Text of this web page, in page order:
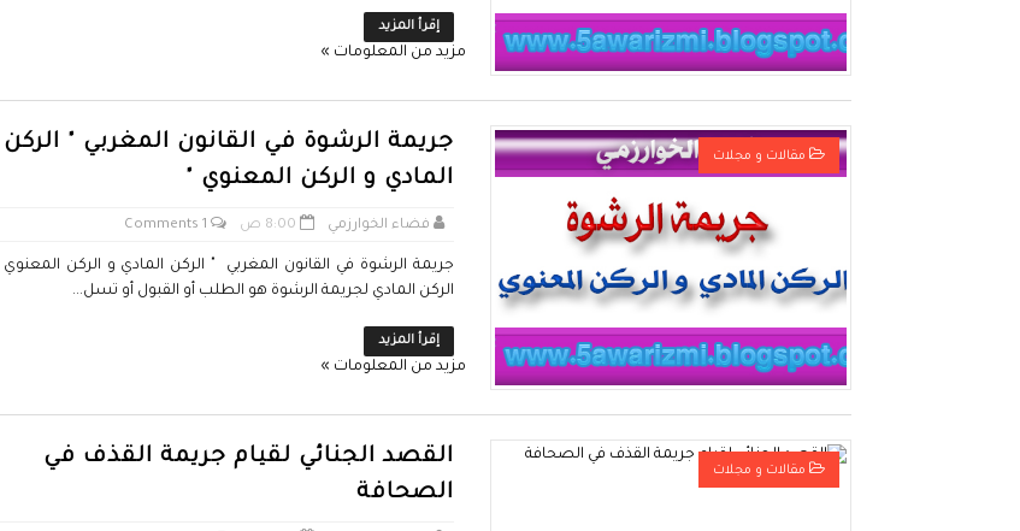
إقرأ المزيد
مزيد من المعلومات »
مقالات و مجلات
جريمة الرشوة في القانون المغربي " الركن
المادي و الركن المعنوي "
فضاء الخوارزمي 8:00 ص 1 Comments
جريمة الرشوة في القانون المغربي " الركن المادي و الركن المعنوي "
الركن المادي لجريمة الرشوة هو الطلب أو القبول أو تسل...
إقرأ المزيد
مزيد من المعلومات »
مقالات و مجلات
القصد الجنائي لقيام جريمة القذف في
الصحافة